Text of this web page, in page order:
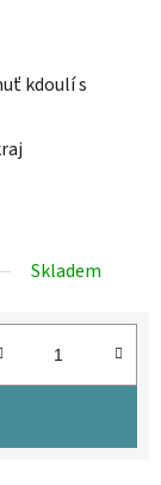
kdoulí s
Skladem